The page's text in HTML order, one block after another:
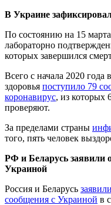
В Украине
По состоянию на 15
лабораторно
которых завершился
Всего с начала 2020
здоровья поступило 79
коронавирус, из которых
проверяют.
За пределами страны
того, пять человек
РФ и Беларусь заявили
Украиной
Россия и Беларусь
сообщения с Украиной в